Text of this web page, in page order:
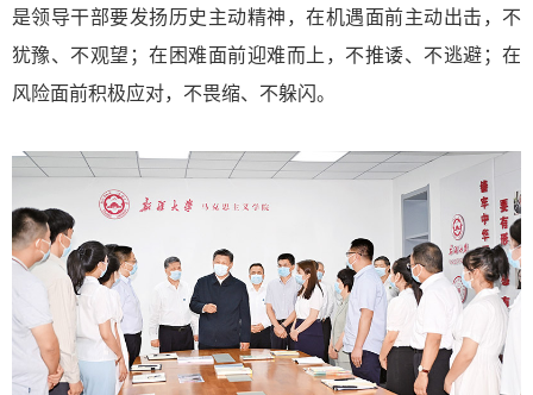
是领导干部要发扬历史主动精神，在机遇面前主动出击，不
犹豫、不观望；在困难面前迎难而上，不推诿、不逃避；在
风险面前积极应对，不畏缩、不躲闪。